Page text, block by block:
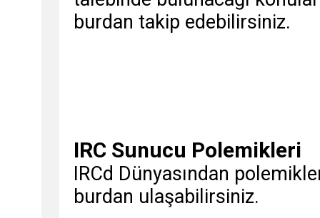
burdan takip edebilirsiniz.
IRC Sunucu Polemikleri
IRCd Dünyasından
burdan ulaşabilirsiniz.